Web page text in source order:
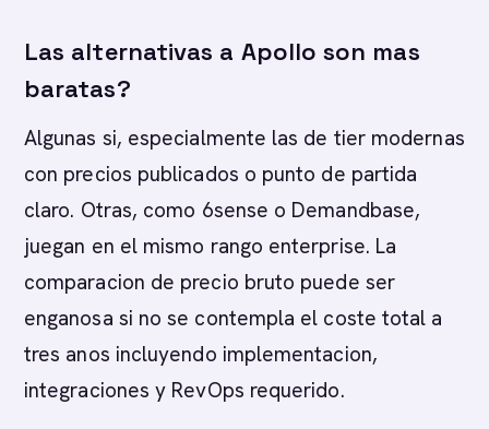
Las alternativas a Apollo son mas
baratas?
Algunas si, especialmente las de tier modernas
con precios publicados o punto de partida
claro. Otras, como 6sense o Demandbase,
juegan en el mismo rango enterprise. La
comparacion de precio bruto puede ser
enganosa si no se contempla el coste total a
tres anos incluyendo implementacion,
integraciones y RevOps requerido.